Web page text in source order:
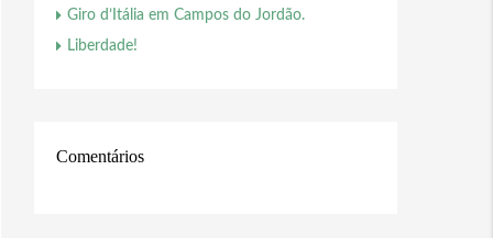
Giro d’Itália em Campos do Jordão.
Liberdade!
Comentários